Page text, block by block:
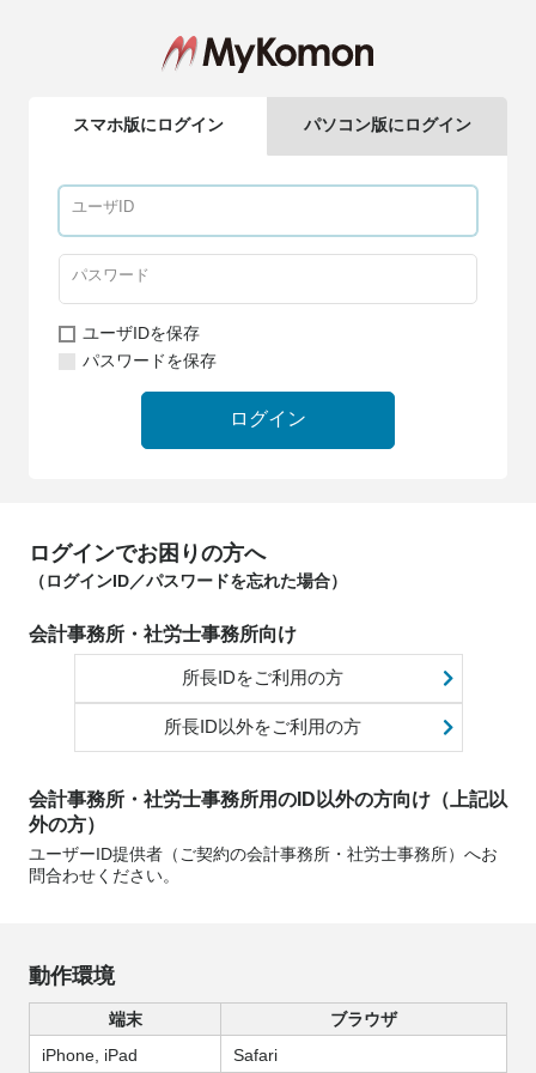
スマホ版にログイン パソコン版にログイン
ユーザIDを保存
パスワードを保存
ログイン
ログインでお困りの方へ
（ログインID／パスワードを忘れた場合）
会計事務所・社労士事務所向け
所長IDをご利用の方
所長ID以外をご利用の方
会計事務所・社労士事務所用のID以外の方向け（上記以
外の方）
ユーザーID提供者（ご契約の会計事務所・社労士事務所）へお
問合わせください。
動作環境
端末
ブラウザ
iPhone, iPad
Safari